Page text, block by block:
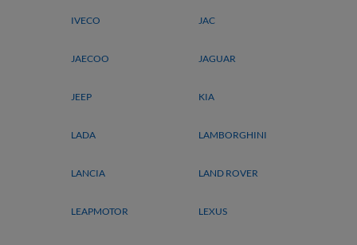
IVECO JAC
JAECOO JAGUAR
JEEP KIA
LADA LAMBORGHINI
LANCIA LAND ROVER
LEAPMOTOR LEXUS